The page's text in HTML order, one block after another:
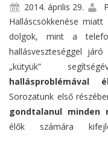
2014. április 29.
Halláscsökkenése
dolgok, mint a
hallásveszteséggel
„kütyük”
Sorozatunk első
gondtalanul minden
élők számára